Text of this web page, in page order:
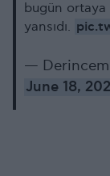
bugün ortaya
yansıdı.
—
June 18,